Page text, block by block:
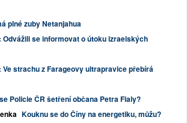
plné zuby Netanjahua
Odvážili se informovat o útoku izraelských
Ve strachu z Farageovy ultrapravice přebírá
Policie ČR šetření občana Petra Fialy?
Kouknu se do Číny na energetiku, můžu?